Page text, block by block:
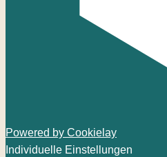
Powered by Cookielay
Individuelle Einstellungen